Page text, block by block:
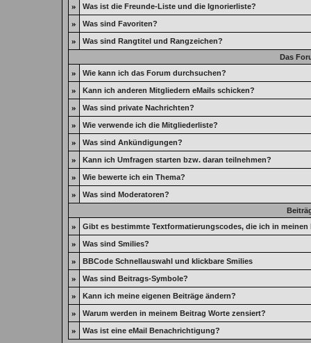
» Was ist die Freunde-Liste und die Ignorierliste?
» Was sind Favoriten?
»
Was sind Rangtitel und Rangzeichen?
Das
» Wie kann ich das Forum durchsuchen?
» Kann ich anderen Mitgliedern eMails schicken?
» Was sind private Nachrichten?
» Wie verwende ich die Mitgliederliste?
» Was sind Ankündigungen?
» Kann ich Umfragen starten bzw. daran teilnehmen?
» Wie bewerte ich ein Thema?
»
Was sind Moderatoren?
» Gibt es bestimmte Textformatierungscodes, die ich in
» Was sind Smilies?
» BBCode Schnellauswahl und klickbare Smilies
» Was sind Beitrags-Symbole?
» Kann ich meine eigenen Beiträge ändern?
» Warum werden in meinem Beitrag Worte zensiert?
» Was ist eine eMail Benachrichtigung?